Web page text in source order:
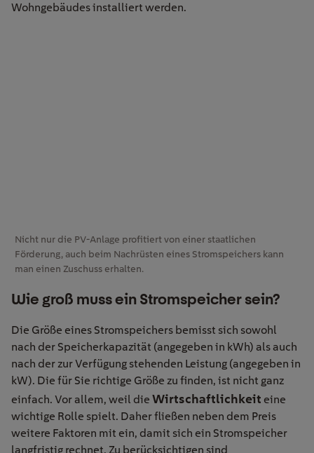
Wohngebäudes installiert werden.
Nicht nur die PV-Anlage profitiert von einer staatlichen
Förderung, auch beim Nachrüsten eines Stromspeichers kann
man einen Zuschuss erhalten.
Wie groß muss ein Stromspeicher sein?
Die Größe eines Stromspeichers bemisst sich sowohl
nach der Speicherkapazität (angegeben in kWh) als auch
nach der zur Verfügung stehenden Leistung (angegeben in
kW). Die für Sie richtige Größe zu finden, ist nicht ganz
einfach. Vor allem, weil die Wirtschaftlichkeit eine
wichtige Rolle spielt. Daher fließen neben dem Preis
weitere Faktoren mit ein, damit sich ein Stromspeicher
langfristig rechnet. Zu berücksichtigen sind